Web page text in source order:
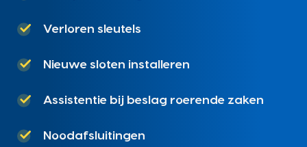
Verloren sleutels
Nieuwe sloten installeren
Assistentie bij beslag roerende zaken
Noodafsluitingen